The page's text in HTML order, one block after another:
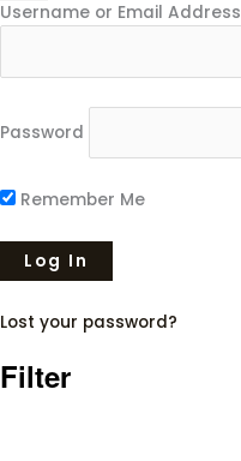
Username or Email Address
Password
Remember Me
Lost your password?
Filter